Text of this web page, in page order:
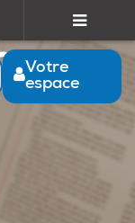
Votre
espace